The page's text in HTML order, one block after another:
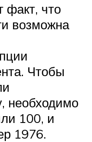
факт, что
возможна
Чтобы
необходимо
100, и
1976.